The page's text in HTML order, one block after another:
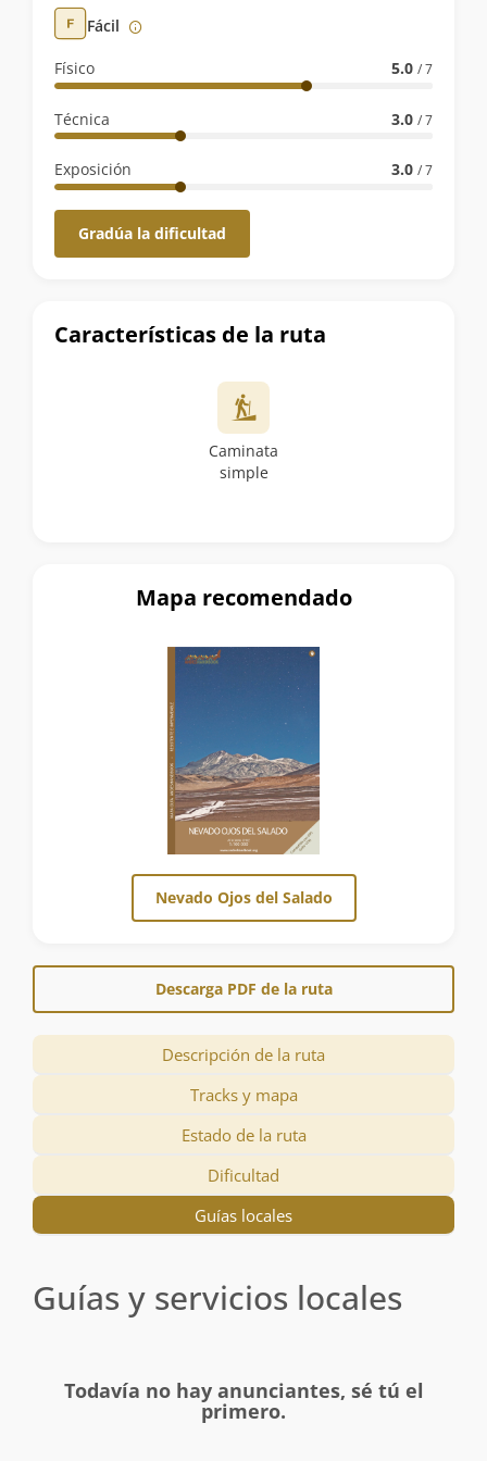
la
rutaFácil
Físico 5.0 / 7
Técnica 3.0 / 7
Exposición 3.0 / 7
Gradúa la dificultad
Características de la ruta
Caminata
simple
Mapa recomendado
Nevado Ojos del Salado
Descarga PDF de la ruta
Descripción de la ruta
Tracks y mapa
Estado de la ruta
Dificultad
Guías locales
Guías y servicios locales
Todavía no hay anunciantes, sé tú el
primero.